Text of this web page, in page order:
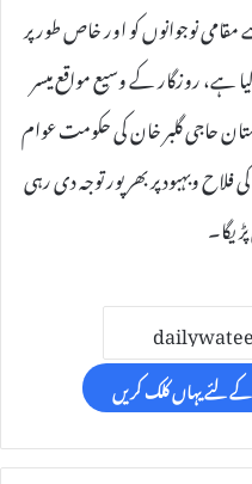
نوجوانوں کو اور خاص طور پر
گیا ہے، روزگار کے وسیع مواقع میسر
حاجی گلبر خان کی حکومت عوام
وبہبود پر بھرپور توجہ دی رہی
لئے یہاں کلک کریں